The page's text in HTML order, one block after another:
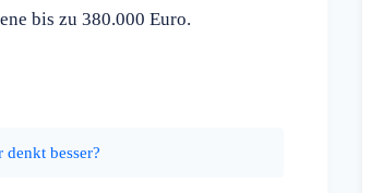
bis zu 380.000 Euro.
besser?